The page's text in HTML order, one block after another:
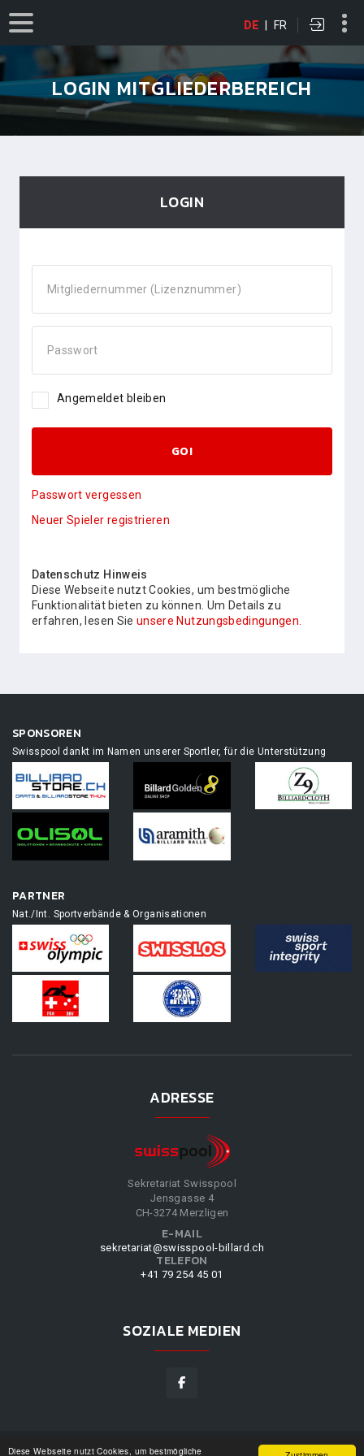
Diese Webseite nutzt Cookies, um bestmögliche
DE | FR
LOGIN MITGLIEDERBEREICH
LOGIN
Mitgliedernummer (Lizenznummer)
Passwort
Angemeldet bleiben
GO!
Passwort vergessen
Neuer Spieler registrieren
Datenschutz Hinweis
Diese Webseite nutzt Cookies, um bestmögliche
Funktionalität bieten zu können. Um Details zu
erfahren, lesen Sie unsere Nutzungsbedingungen.
SPONSOREN
Swisspool dankt im Namen unserer Sportler, für die Unterstützung
PARTNER
Nat./Int. Sportverbände & Organisationen
ADRESSE
Sekretariat Swisspool
Jensgasse 4
CH-3274 Merzligen
E-MAIL
sekretariat@swisspool-billard.ch
TELEFON
+41 79 254 45 01
SOZIALE MEDIEN